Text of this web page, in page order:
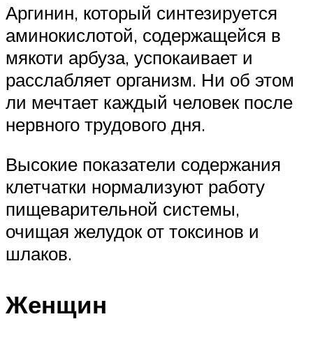
Аргинин, который синтезируется
аминокислотой, содержащейся в
мякоти арбуза, успокаивает и
расслабляет организм. Ни об этом
ли мечтает каждый человек после
нервного трудового дня.
Высокие показатели содержания
клетчатки нормализуют работу
пищеварительной системы,
очищая желудок от токсинов и
шлаков.
Женщин